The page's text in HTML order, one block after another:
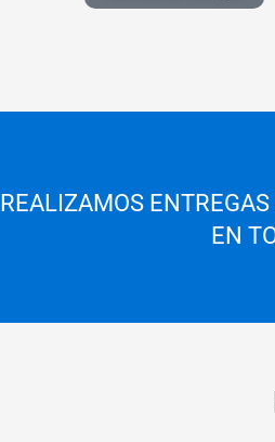
REALIZAMOS
EN